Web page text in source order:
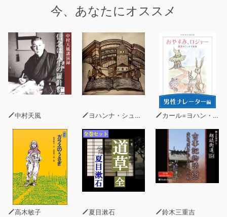
今、あなたにオススメ
中村天風 ヨハンナ・シュピリ カール=ヨハン・エリーン
高木敏子 夏目漱石 鈴木三重吉